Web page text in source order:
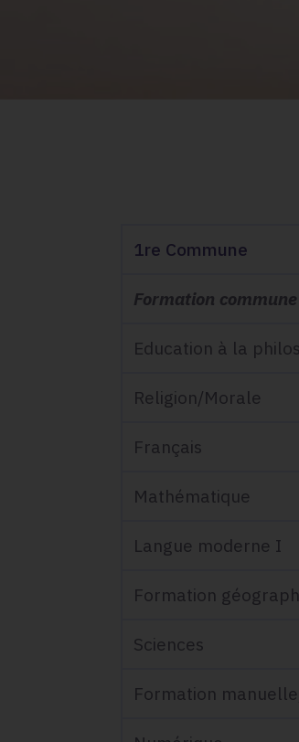
1re Commune
1re Commune
Formation commune
Education à la
Religion/Morale
Français
Mathématique
Langue moderne I
Formation
Sciences
Formation